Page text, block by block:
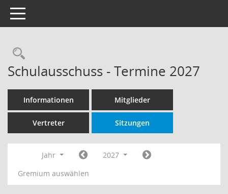
Toggle navigation
Rechercheauswahl
Schulausschuss - Termine 2027
Informationen Mitglieder
Vertreter Sitzungen
Jahr
2027
Gremium auswählen